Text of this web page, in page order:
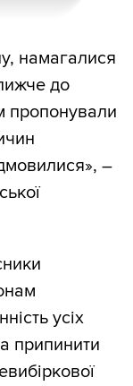
намагалися
до
пропонували
–
усіх
припинити